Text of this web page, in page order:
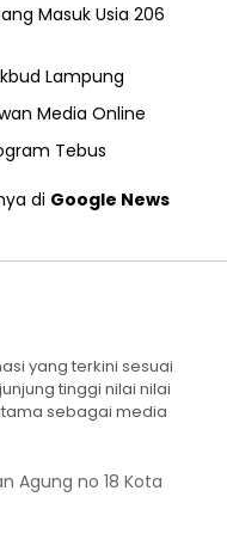
Masuk Usia 206
Lampung
Media Online
Tebus
di Google News
yang terkini sesuai
tinggi nilai nilai
sebagai media
Agung no 18 Kota